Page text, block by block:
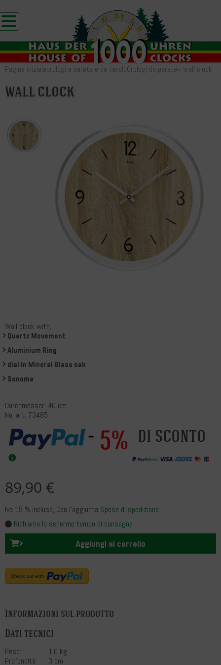
Pagina inizialeorologi a parete e da tavoloOrologi da parete» wall clock
wall clock
Wall clock with,
Quartz Movement
Aluminium Ring
dial in Mineral Glass oak
Sonoma
Durchmesser: 40 cm
No. art. 73485
5% di sconto
89,90 €
Iva 19 % inclusa, Con l’aggiunta Spese di spedizione
Richiama lo schermo tempo di consegna
Aggiungi al carrello
Informazioni sul prodotto
Dati tecnici
Peso:
1,0 kg
Profondità:
3 cm